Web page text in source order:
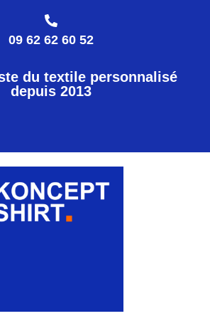
09 62 62 60 52
du textile personnalisé
depuis 2013